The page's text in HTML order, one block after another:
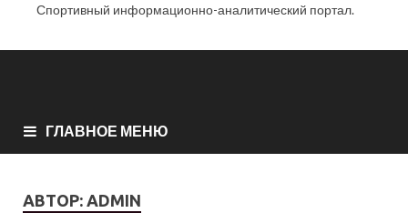
Спортивный информационно-аналитический портал.
ГЛАВНОЕ МЕНЮ
АВТОР: ADMIN